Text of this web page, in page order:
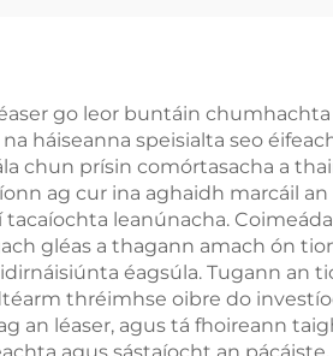
go leor buntáin
háiseanna speisialta seo
chun prísin comórtasacha a
ag cur ina aghaidh marcáil
leanúnacha.
gléas a thagann amach ón
éagsúla. Tugann an
thréimhse oibre do
an léaser, agus tá fhoireann